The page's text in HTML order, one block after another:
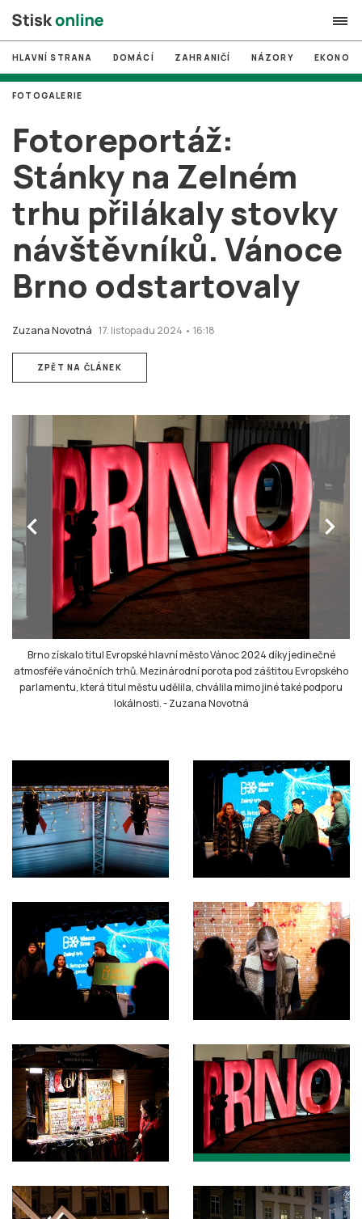
search
# MUNI
# Brno
# volby
login PŘIHLÁSIT SE
Zapomněli jste heslo?
HLAVNÍ STRANA DOMÁCÍ ZAHRANIČÍ NÁZORY
Fotoreportáž:
Stánky na Zelném
trhu přilákaly stovky
návštěvníků. Vánoce
Brno odstartovaly
Zuzana Novotná 17. listopadu 2024 • 16:18
FOTOGALERIE
ZPĚT NA ČLÁNEK
chevron_left chevron_right
Brno získalo titul Evropské hlavní město Vánoc 2024 díky jedinečné
atmosféře vánočních trhů. Mezinárodní porota pod záštitou Evropského
parlamentu, která titul městu udělila, chválila mimo jiné také podporu
lokálnosti.-Zuzana Novotná